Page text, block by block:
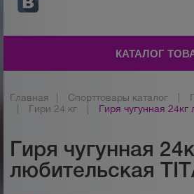
КАТАЛОГ
Главная Спорттовары каталог
Гири 24 кг Гиря чугунная
Гиря чугунная
любительская